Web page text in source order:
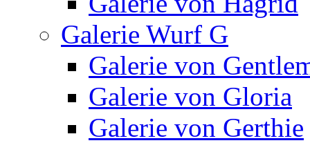
Galerie Wurf G
Galerie von
Galerie von Gloria
Galerie von Gerthie